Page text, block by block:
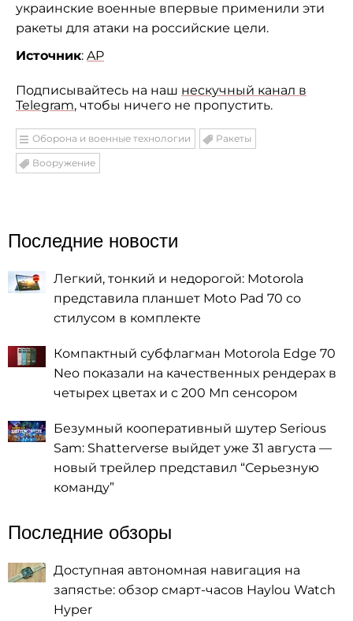
украинские военные впервые применили эти
ракеты для атаки на российские цели.
Источник: AP
Подписывайтесь на наш нескучный канал в
Telegram, чтобы ничего не пропустить.
Оборона и военные технологии Ракеты
Вооружение
Последние новости
Легкий, тонкий и недорогой: Motorola
представила планшет Moto Pad 70 со
стилусом в комплекте
Компактный субфлагман Motorola Edge 70
Neo показали на качественных рендерах в
четырех цветах и с 200 Мп сенсором
Безумный кооперативный шутер Serious
Sam: Shatterverse выйдет уже 31 августа —
новый трейлер представил “Серьезную
команду”
Последние обзоры
Доступная автономная навигация на
запястье: обзор смарт-часов Haylou Watch
Hyper